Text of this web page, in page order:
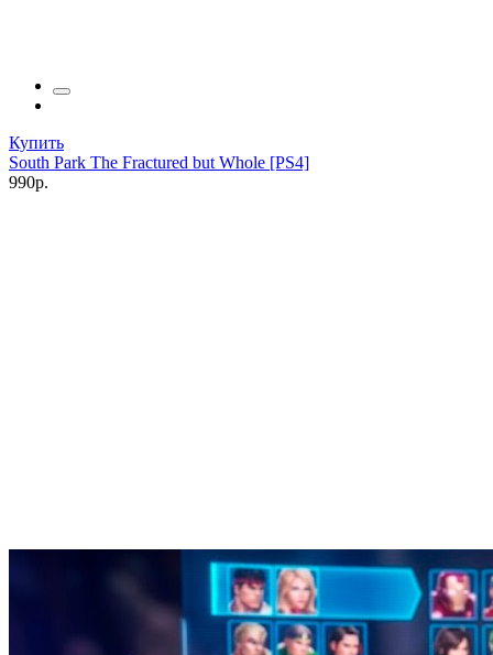
Купить
South Park The Fractured but Whole [PS4]
990р.